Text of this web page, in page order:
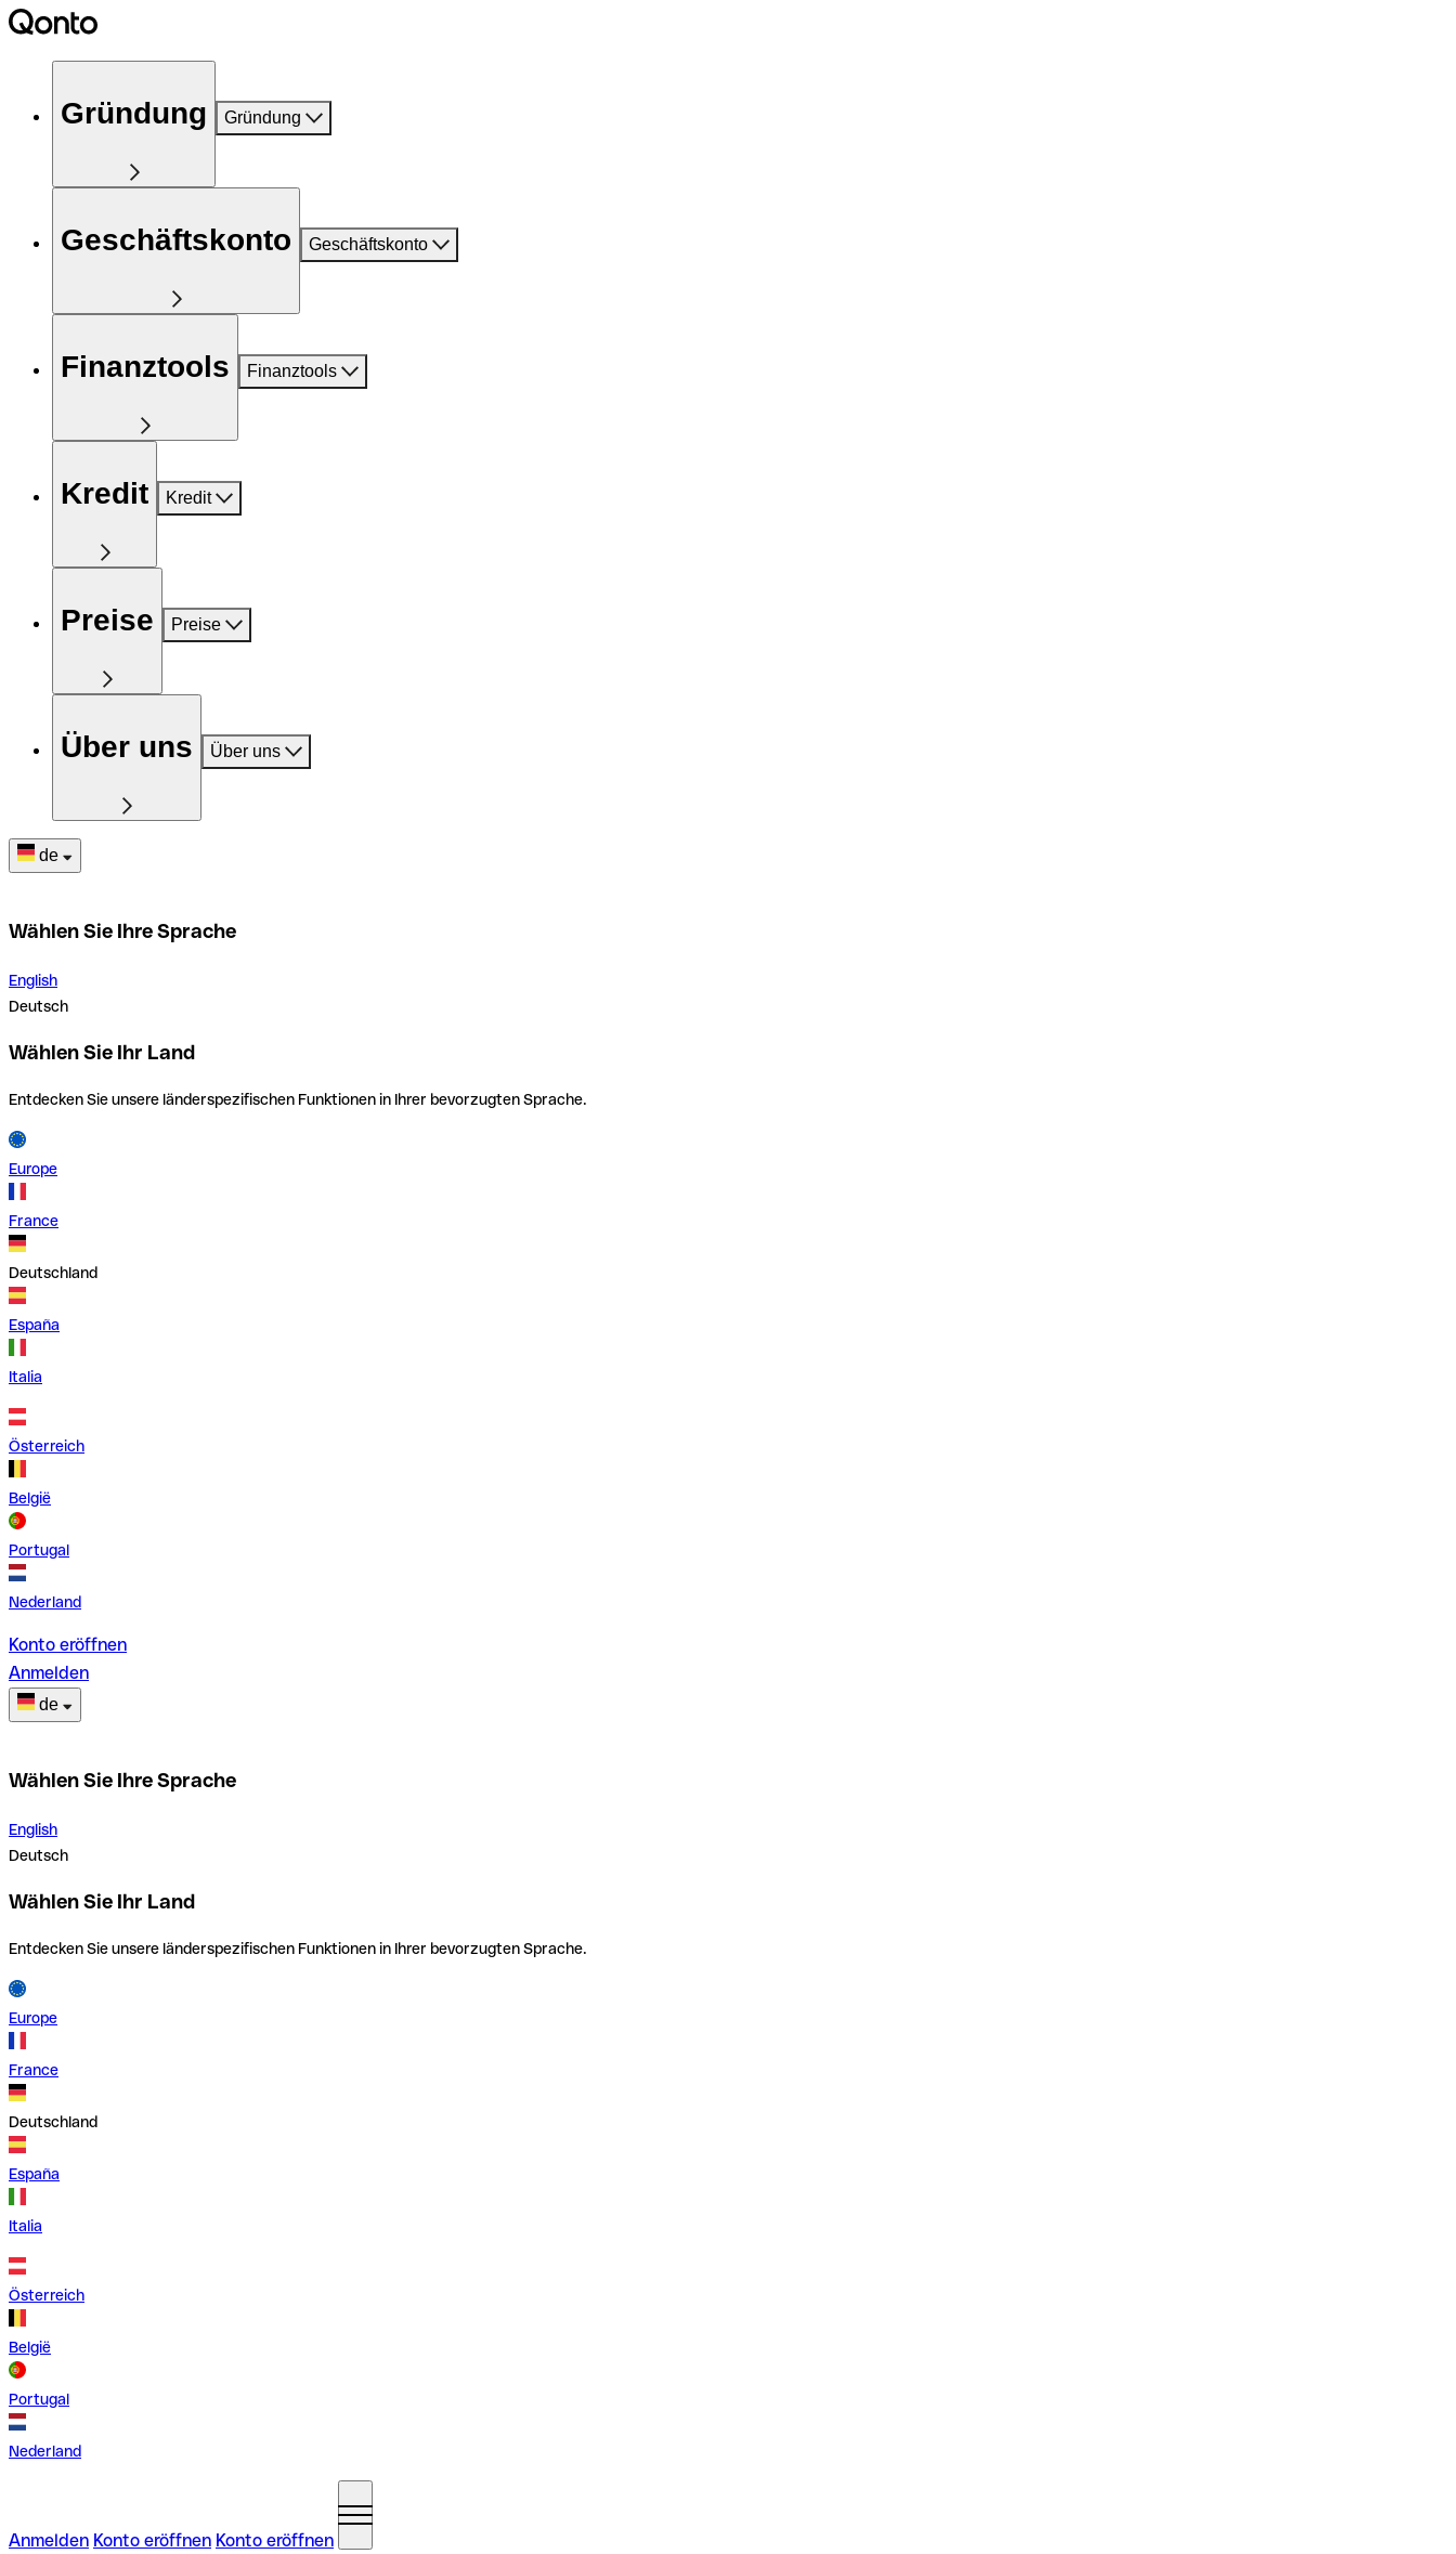
Gründung Gründung
Geschäftskonto Geschäftskonto
Finanztools Finanztools
Kredit Kredit
Preise Preise
Über uns Über uns
de
Wählen Sie Ihre Sprache
English
Deutsch
Wählen Sie Ihr Land
Entdecken Sie unsere länderspezifischen Funktionen in Ihrer bevorzugten Sprache.
Europe
France
Deutschland
España
Italia
Österreich
België
Portugal
Nederland
Konto eröffnen
Anmelden
de
Wählen Sie Ihre Sprache
English
Deutsch
Wählen Sie Ihr Land
Entdecken Sie unsere länderspezifischen Funktionen in Ihrer bevorzugten Sprache.
Europe
France
Deutschland
España
Italia
Österreich
België
Portugal
Nederland
Anmelden Konto eröffnen Konto eröffnen